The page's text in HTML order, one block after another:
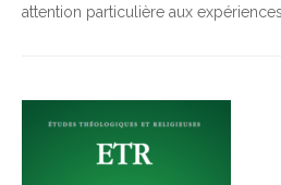
attention particulière aux